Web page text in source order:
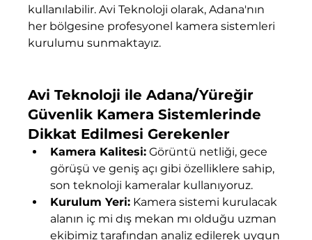
kullanılabilir. Avi Teknoloji olarak, Adana'nın
her bölgesine profesyonel kamera sistemleri
kurulumu sunmaktayız.
Avi Teknoloji ile Adana/Yüreğir
Güvenlik Kamera Sistemlerinde
Dikkat Edilmesi Gerekenler
Kamera Kalitesi: Görüntü netliği, gece
görüşü ve geniş açı gibi özelliklere sahip,
son teknoloji kameralar kullanıyoruz.
Kurulum Yeri: Kamera sistemi kurulacak
alanın iç mi dış mekan mı olduğu uzman
ekibimiz tarafından analiz edilerek uygun